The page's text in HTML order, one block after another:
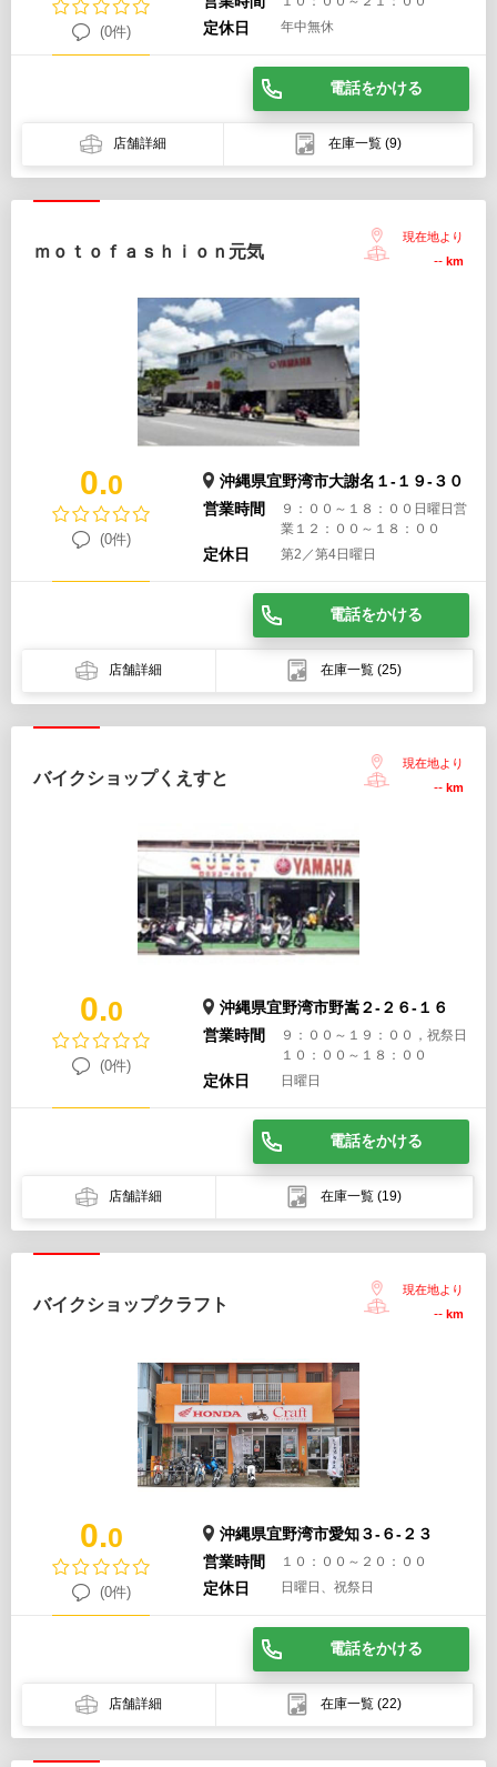
(0件) 定休日 年中無休
電話をかける
店舗詳細 在庫一覧 (9)
ｍｏｔｏｆａｓｈｉｏｎ元気
現在地より
-- km
0.0
(0件)
沖縄県宜野湾市大謝名１-１９-３０
営業時間
９：００～１８：００日曜日営
業１２：００～１８：００
定休日 第2／第4日曜日
電話をかける
店舗詳細 在庫一覧 (25)
バイクショップくえすと
現在地より
-- km
0.0
(0件)
沖縄県宜野湾市野嵩２-２６-１６
営業時間
９：００～１９：００，祝祭日
１０：００～１８：００
定休日 日曜日
電話をかける
店舗詳細 在庫一覧 (19)
バイクショップクラフト
現在地より
-- km
0.0
(0件)
沖縄県宜野湾市愛知３-６-２３
営業時間
１０：００～２０：００
定休日 日曜日、祝祭日
電話をかける
店舗詳細 在庫一覧 (22)